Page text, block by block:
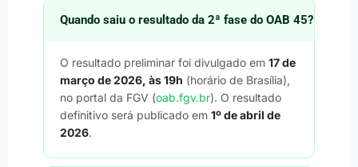
Quando saiu o resultado da 2ª fase do OAB 45?
O resultado preliminar foi divulgado em 17 de
março de 2026, às 19h (horário de Brasília),
no portal da FGV (oab.fgv.br). O resultado
definitivo será publicado em 1º de abril de
2026.